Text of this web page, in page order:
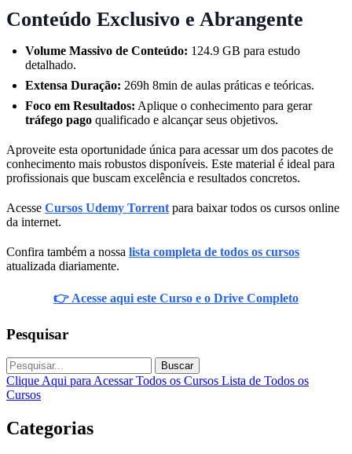
Conteúdo Exclusivo e Abrangente
Volume Massivo de Conteúdo: 124.9 GB para estudo
detalhado.
Extensa Duração: 269h 8min de aulas práticas e teóricas.
Foco em Resultados: Aplique o conhecimento para gerar
tráfego pago qualificado e alcançar seus objetivos.
Aproveite esta oportunidade única para acessar um dos pacotes de
conhecimento mais robustos disponíveis. Este material é ideal para
profissionais que buscam excelência e resultados concretos.
Acesse Cursos Udemy Torrent para baixar todos os cursos online
da internet.
Confira também a nossa lista completa de todos os cursos
atualizada diariamente.
👉 Acesse aqui este Curso e o Drive Completo
Pesquisar
Buscar
Clique Aqui para Acessar Todos os Cursos Lista de Todos os
Cursos
Categorias